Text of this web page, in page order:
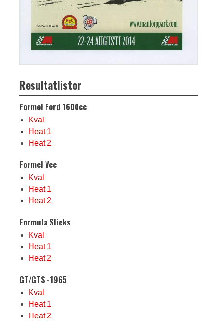
Resultatlistor
Formel Ford 1600cc
Kval
Heat 1
Heat 2
Formel Vee
Kval
Heat 1
Heat 2
Formula Slicks
Kval
Heat 1
Heat 2
GT/GTS -1965
Kval
Heat 1
Heat 2